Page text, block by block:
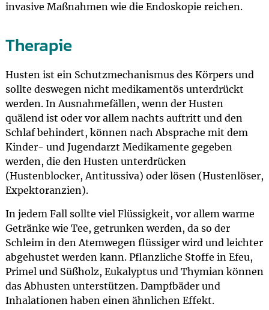
invasive Maßnahmen wie die Endoskopie reichen.
Therapie
Husten ist ein Schutzmechanismus des Körpers und
sollte deswegen nicht medikamentös unterdrückt
werden. In Ausnahmefällen, wenn der Husten
quälend ist oder vor allem nachts auftritt und den
Schlaf behindert, können nach Absprache mit dem
Kinder- und Jugendarzt Medikamente gegeben
werden, die den Husten unterdrücken
(Hustenblocker, Antitussiva) oder lösen (Hustenlöser,
Expektoranzien).
In jedem Fall sollte viel Flüssigkeit, vor allem warme
Getränke wie Tee, getrunken werden, da so der
Schleim in den Atemwegen flüssiger wird und leichter
abgehustet werden kann. Pflanzliche Stoffe in Efeu,
Primel und Süßholz, Eukalyptus und Thymian können
das Abhusten unterstützen. Dampfbäder und
Inhalationen haben einen ähnlichen Effekt.